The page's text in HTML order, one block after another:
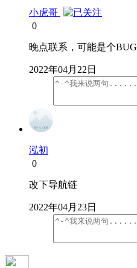
小虎哥
0
晚点联系，可能是个BUG
2022年04月22日
泓初
0
改下导航链
2022年04月23日